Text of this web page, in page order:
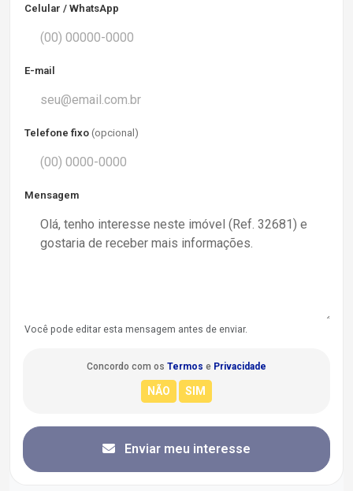
Celular / WhatsApp
E-mail
Telefone fixo (opcional)
Mensagem
Você pode editar esta mensagem antes de enviar.
Concordo com os Termos e Privacidade
Enviar meu interesse